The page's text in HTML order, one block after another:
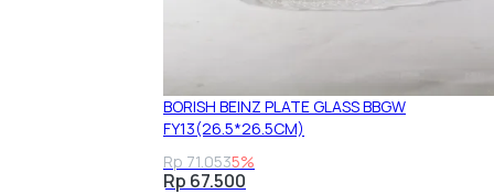
BORISH BEINZ PLATE GLASS BBGW
FY13(26.5*26.5CM)
Rp 71.0535%
Rp 67.500